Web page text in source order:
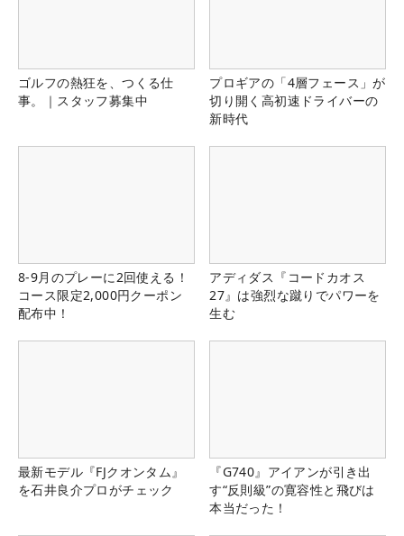
ゴルフの熱狂を、つくる仕
事。｜スタッフ募集中
プロギアの「4層フェース」が
切り開く高初速ドライバーの
新時代
8-9月のプレーに2回使える！
コース限定2,000円クーポン
配布中！
アディダス『コードカオス
27』は強烈な蹴りでパワーを
生む
最新モデル『FJクオンタム』
を石井良介プロがチェック
『G740』アイアンが引き出
す“反則級”の寛容性と飛びは
本当だった！